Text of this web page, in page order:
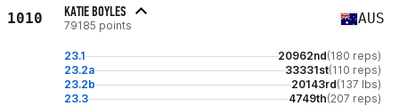
1010 KATIE BOYLES
79185 points AUS
23.1 20962nd(180 reps)
23.2a
33331st(110 reps)
23.2b
20143rd(137 lbs)
23.3
4749th(207 reps)